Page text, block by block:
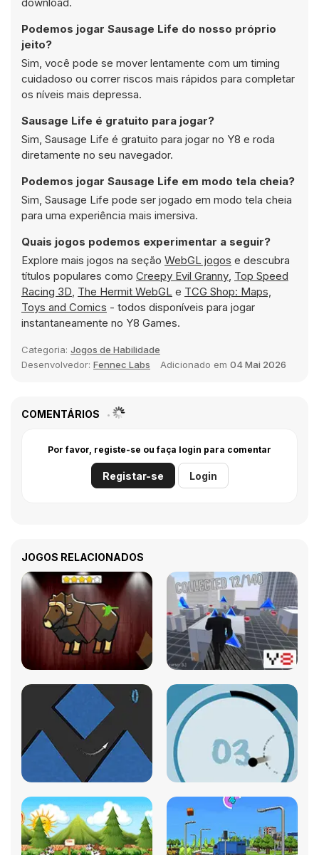
Podemos jogar Sausage Life do nosso próprio
jeito?
Sim, você pode se mover lentamente com um timing
cuidadoso ou correr riscos mais rápidos para completar
os níveis mais depressa.
Sausage Life é gratuito para jogar?
Sim, Sausage Life é gratuito para jogar no Y8 e roda
diretamente no seu navegador.
Podemos jogar Sausage Life em modo tela cheia?
Sim, Sausage Life pode ser jogado em modo tela cheia
para uma experiência mais imersiva.
Quais jogos podemos experimentar a seguir?
Explore mais jogos na seção WebGL jogos e descubra
títulos populares como Creepy Evil Granny, Top Speed
Racing 3D, The Hermit WebGL e TCG Shop: Maps,
Toys and Comics - todos disponíveis para jogar
instantaneamente no Y8 Games.
Categoria: Jogos de Habilidade
Desenvolvedor: Fennec Labs Adicionado em 04 Mai 2026
COMENTÁRIOS
Por favor, registe-se ou faça login para comentar
Registar-se Login
JOGOS RELACIONADOS